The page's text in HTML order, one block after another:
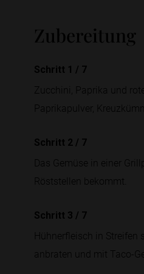
Zubereitung
Schritt 1 / 7
Zucchini, Paprika und
Paprikapulver,
Schritt 2 / 7
Das Gemüse in einer
Röststellen bekommt.
Schritt 3 / 7
Hühnerfleisch in Streifen
anbraten und mit Taco-